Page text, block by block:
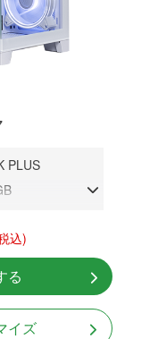
PLUS
応
込)
る
イズ